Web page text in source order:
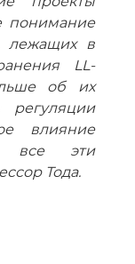
понимание
лежащих в
LL-
об их
регуляции
влияние
все эти
Тода.